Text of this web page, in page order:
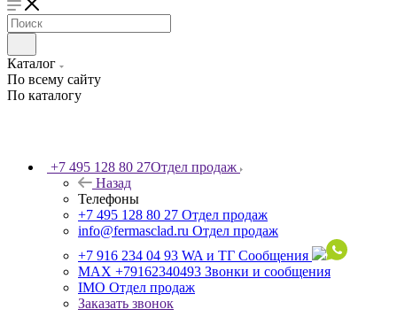
Каталог
По всему сайту
По каталогу
+7 495 128 80 27Отдел продаж
Назад
Телефоны
+7 495 128 80 27 Отдел продаж
info@fermasclad.ru Отдел продаж
+7 916 234 04 93 WA и ТГ Сообщения
MAX +79162340493 Звонки и сообщения
IMO Отдел продаж
Заказать звонок